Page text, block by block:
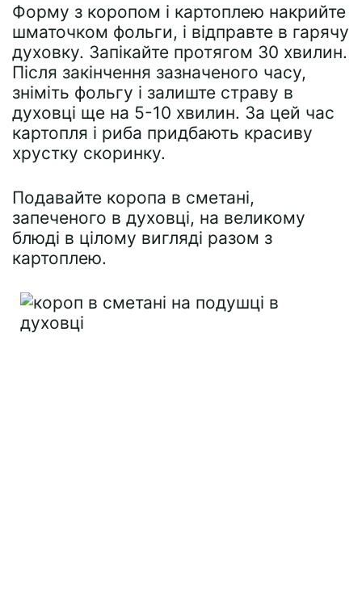
Форму з коропом і картоплею накрийте
шматочком фольги, і відправте в гарячу
духовку. Запікайте протягом 30 хвилин.
Після закінчення зазначеного часу,
зніміть фольгу і залиште страву в
духовці ще на 5-10 хвилин. За цей час
картопля і риба придбають красиву
хрустку скоринку.
Подавайте коропа в сметані,
запеченого в духовці, на великому
блюді в цілому вигляді разом з
картоплею.